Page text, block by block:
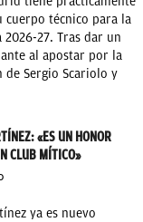
cuerpo técnico para la
27. Tras dar un
al apostar por la
de Sergio Scariolo y
«ES UN HONOR
CLUB MÍTICO»
ya es nuevo